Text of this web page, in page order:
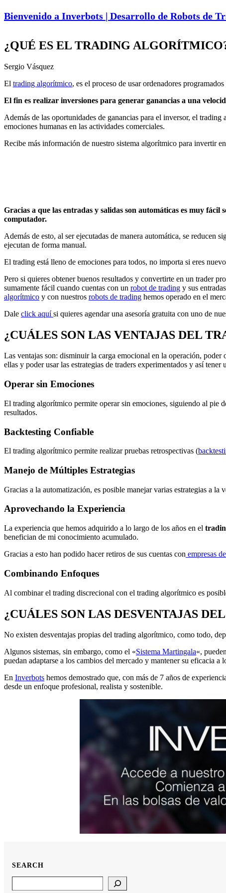
Bienvenido a Inverbots | Desarrollo de Robots de
¿QUÉ ES EL TRADING
Sergio Vásquez
El trading algorítmico, es el proceso de usar ordenadores
El fin es realizar inversiones para generar ganancias a una
Además de las oportunidades de ganancias para el inversor, el
emociones humanas en las actividades comerciales.
Recibe más información de nuestro sistema algorítmico para invertir
Gracias a que las entradas y salidas son automáticas es muy fácil
computador.
Además de esto, al ser ejecutadas de manera automática, se reducen
ejecutan de forma manual.
El trading está lleno de emociones para todos, no importa si eres
Pero si quieres obtener buenos resultados y convertirte en un trader
sumamente fácil cuando cuentas con un robot de trading y sus
algorítmico y con nuestros robots de trading hemos operado en el
Dale click aquísi quieres agendar una asesoría gratuita con uno de
¿CUÁLES SON LAS VENTAJAS DEL
Las ventajas son: disminuir la carga emocional en la operación,
ellas y poder usar las estrategias de traders experimentados y así tener
Operar sin Emociones
El trading algorítmico permite operar sin emociones, siguiendo al pie
resultados.
Backtesting Confiable
El trading algorítmico permite realizar pruebas retrospectivas (
Manejo de Múltiples Estrategias
Gracias a la automatización, es posible manejar varias estrategias a
Aprovechando la Experiencia
La experiencia que hemos adquirido a lo largo de los años en el
benefician de mi conocimiento acumulado.
Gracias a esto han podido hacer retiros de sus cuentas con empresas
Combinando Enfoques
Al combinar el trading discrecional con el trading algorítmico es
¿CUÁLES SON LAS DESVENTAJAS
No existen desventajas propias del trading algorítmico, como todo,
Algunos sistemas, sin embargo, como el «Sistema Martingala«,
puedan adaptarse a los cambios del mercado y mantener su eficacia a
En Inverbots hemos demostrado que, con más de 7 años de
desde un enfoque profesional, realista y sostenible.
SEARCH